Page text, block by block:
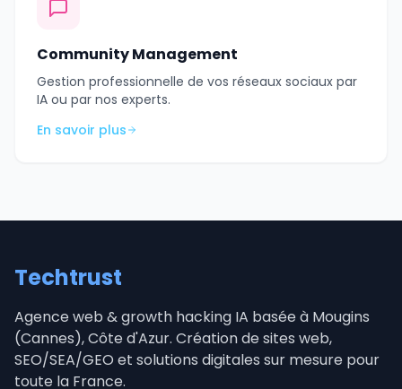
Community Management
Gestion professionnelle de vos réseaux sociaux par
IA ou par nos experts.
En savoir plus
Techtrust
Agence web & growth hacking IA basée à Mougins
(Cannes), Côte d'Azur. Création de sites web,
SEO/SEA/GEO et solutions digitales sur mesure pour
toute la France.